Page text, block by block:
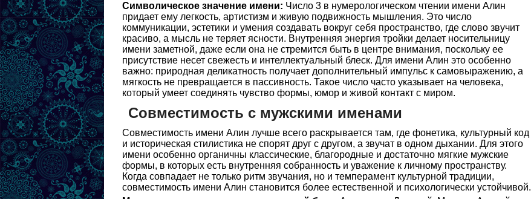
Символическое значение имени: Число 3 в нумерологическом чтении имени Алин
придает ему легкость, артистизм и живую подвижность мышления. Это число
коммуникации, эстетики и умения создавать вокруг себя пространство, где слово звучит
красиво, а мысль не теряет ясности. Внутренняя энергия тройки делает носительницу
имени заметной, даже если она не стремится быть в центре внимания, поскольку ее
присутствие несет свежесть и интеллектуальный блеск. Для имени Алин это особенно
важно: природная деликатность получает дополнительный импульс к самовыражению, а
мягкость не превращается в пассивность. Такое число часто указывает на человека,
который умеет соединять чувство формы, юмор и живой контакт с миром.
Совместимость с мужскими именами
Совместимость имени Алин лучше всего раскрывается там, где фонетика, культурный код
и историческая стилистика не спорят друг с другом, а звучат в одном дыхании. Для этого
имени особенно органичны классические, благородные и достаточно мягкие мужские
формы, в которых есть внутренняя собранность и уважение к личному пространству.
Когда совпадает не только ритм звучания, но и темперамент культурной традиции,
совместимость имени Алин становится более естественной и психологически устойчивой.